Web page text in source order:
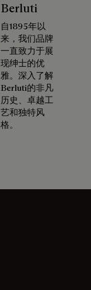
Berluti
自1895年以
来，我们品牌
一直致力于展
现绅士的优
雅。深入了解
Berluti的非凡
历史、卓越工
艺和独特风
格。